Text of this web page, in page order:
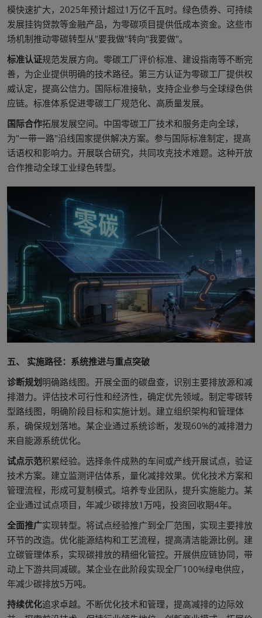
模快速扩大，2025年预计超过1万亿千瓦时。绿色债券、可持续
发展挂钩贷款等金融产品，为零碳项目提供低成本资金。这些市
场机制推动零碳转型从"要我做"转向"我要做"。
标准认证规范发展方向。零碳工厂评价标准、建设指南等不断完
善，为企业提供明确的技术路径。第三方认证为零碳工厂提供权
威认定，提高公信力。国际标准接轨，支持企业参与全球绿色供
应链。标准体系促进零碳工厂规范化、高质量发展。
国际合作拓展发展空间。中国零碳工厂技术和服务走向全球，
为"一带一路"沿线国家提供解决方案。参与国际标准制定，提高
话语权和影响力。开展联合研究，共同攻克技术难题。这种开放
合作推动全球工业绿色转型。
五、 实施路径：系统推进与重点突破
诊断规划明确路线图。开展全面的碳盘查，识别主要排放源和减
排潜力。评估技术可行性和经济性，确定优先领域。制定零碳转
型路线图，明确阶段目标和实施计划。建立组织架构和管理体
系，确保规划落地。某企业通过系统诊断，发现60%的减排潜力
来自能源系统优化。
试点示范积累经验。选择条件成熟的车间或产线开展试点，验证
技术方案。建立监测评估体系，量化减排效果。优化技术方案和
管理流程，形成可复制模式。培养专业团队，提升实施能力。某
企业通过试点项目，年减少碳排放1万吨，投资回收期4年。
全面推广实现转型。将试点经验推广到全厂范围，实现主要排放
环节的改造。优化能源结构和工艺流程，提高清洁能源比例。建
立碳管理体系，实现碳排放的精细化管控。开展供应链协同，带
动上下游共同减碳。某企业在此阶段实现全厂100%绿电供应，
年减少碳排放5万吨。
持续优化追求卓越。不断优化技术和管理，提高减排的边际效